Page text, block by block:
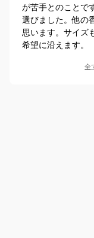
が苦手とのことで
選びました。他の
思います。サイズ
希望に沿えます。
全